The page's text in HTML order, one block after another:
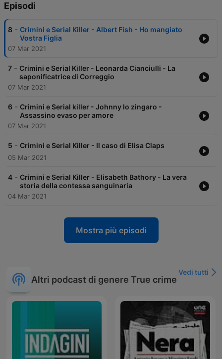
Episodi
8 - Crimini e Serial Killer - Albert Fish - Ho mangiato
Vostra Figlia
07 Mar 2021
7 - Crimini e Serial Killer - Leonarda Cianciulli - La
saponificatrice di Correggio
07 Mar 2021
6 - Crimini e Serial killer - Johnny lo zingaro -
Assassino evaso per amore
07 Mar 2021
5 - Crimini e Serial Killer - Il caso di Elisa Claps
05 Mar 2021
4 - Crimini e Serial Killer - Elisabeth Bathory - La vera
storia della contessa sanguinaria
04 Mar 2021
Mostra più episodi
Altri podcast di genere True crime
Vedi tutti